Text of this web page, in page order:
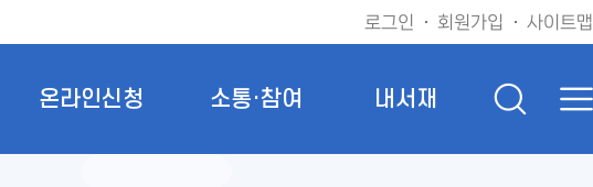
로그인 회원가입 사이트맵
온라인신청 소통·참여 내서재